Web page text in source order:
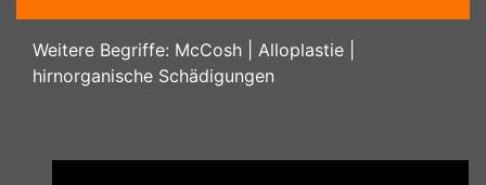
Weitere Begriffe: McCosh Alloplastie
hirnorganische Schädigungen